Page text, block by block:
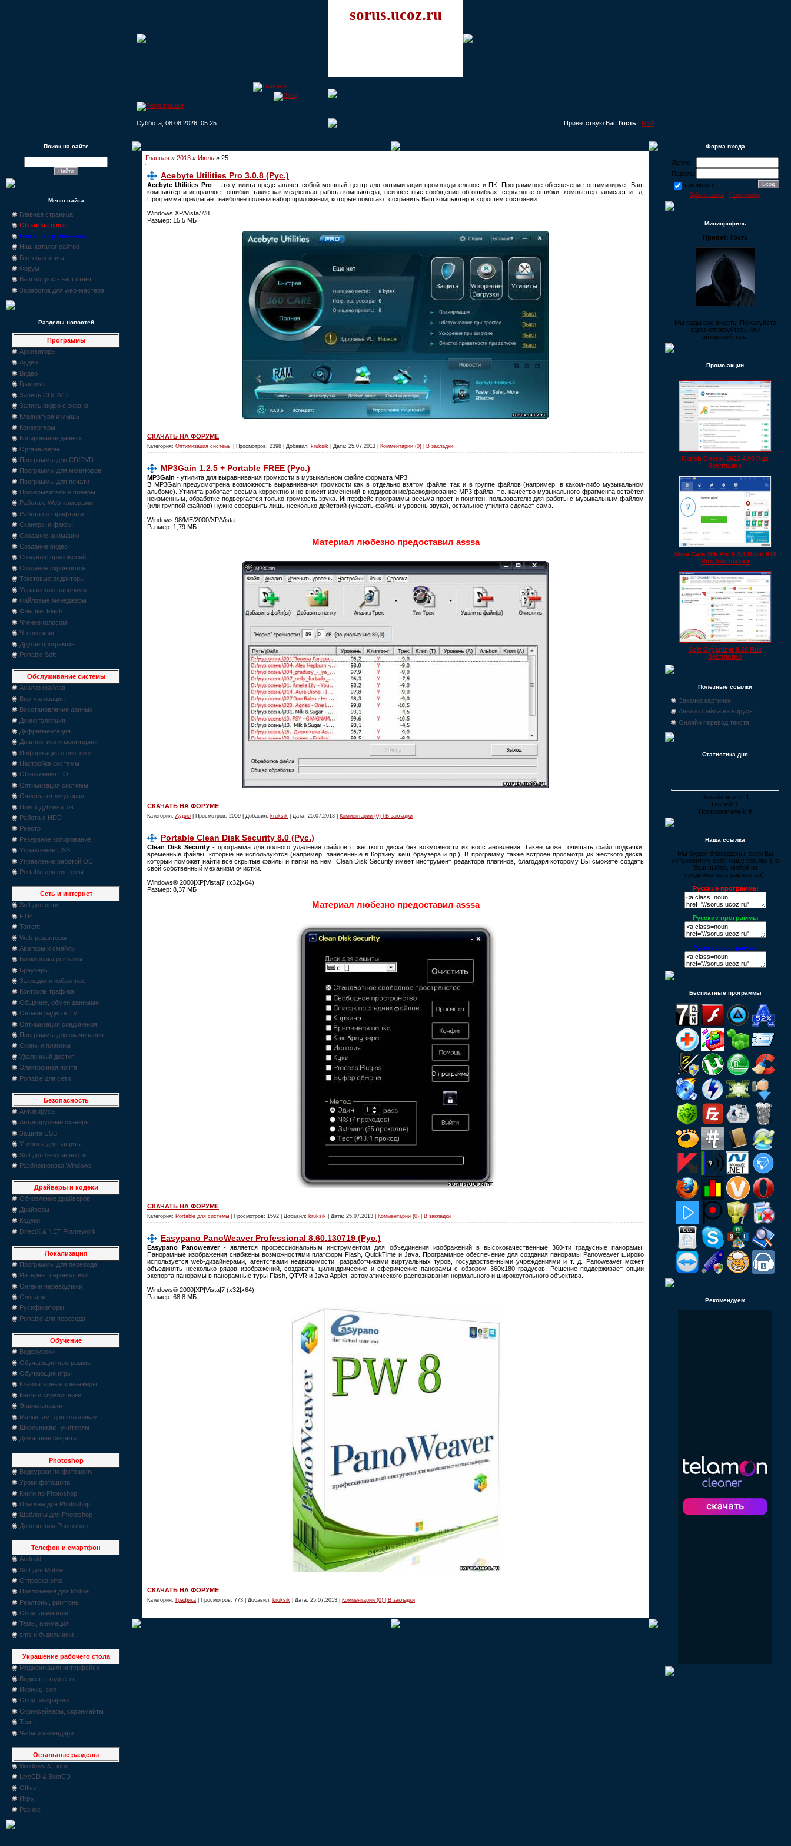
sorus.ucoz.ru
Суббота, 08.08.2026, 05:25 Приветствую Вас Гость | RSS
Поиск на сайте
Меню сайта
Главная страница
Обратная связь
Новости, промо-акции
Наш каталог сайтов
Гостевая книга
Форум
Ваш вопрос - наш ответ
Заработок для web-мастера
Разделы новостей
Программы
Архиваторы
Аудио
Видео
Графика
Запись CD/DVD
Запись видео с экрана
Клавиатура и мышь
Конвертеры
Копирование данных
Органайзеры
Программы для CD/DVD
Программы для мониторов
Программы для печати
Проигрыватели и плееры
Работа с Web-камерами
Работа со шрифтами
Сканеры и факсы
Создание анимации
Создание видео
Создание приложений
Создание скриншотов
Текстовые редакторы
Управление паролями
Файловые менеджеры
Флешки, Flash
Чтение голосом
Чтение книг
Другие программы
Portable Soft
Обслуживание системы
Анализ файлов
Виртуализация
Восстановление данных
Деинсталляция
Дефрагментация
Диагностика и мониторинг
Информация о системе
Настройка системы
Обновление ПО
Оптимизация системы
Очистка от «мусора»
Поиск дубликатов
Работа с HDD
Реестр
Резервное копирование
Управление USB
Управление работой ОС
Portable для системы
Сеть и интернет
Soft для сети
FTP
Torrent
Web-редакторы
Аватары и смайлы
Блокировка рекламы
Браузеры
Закладки и избранное
Контроль трафика
Общение, обмен данными
Онлайн радио и TV
Оптимизация соединения
Программы для скачивания
Скины и плагины
Удаленный доступ
Электронная почта
Portable для сети
Безопасность
Антивирусы
Антивирусные сканеры
Защита USB
Утилиты для защиты
Soft для безопасности
Разблокировка Windows
Драйверы и кодеки
Обновление драйверов
Драйверы
Кодеки
DirectX & NET Framework
Локализация
Программы для перевода
Интернет переводчики
Онлайн переводчики
Словари
Русификаторы
Portable для перевода
Обучение
Видеоуроки
Обучающие программы
Обучающие игры
Клавиатурные тренажеры
Книги и справочники
Энциклопедии
Малышам, дошкольникам
Школьникам, учителям
Домашние секреты
Photoshop
Видеуроки по фотошопу
Уроки фотошопа
Книги по Photoshop
Плагины для Photoshop
Шаблоны для Photoshop
Дополнения Photoshop
Телефон и смартфон
Android
Soft для Mobile
Отправка sms
Приложения для Mobile
Реалтоны, рингтоны
Обои, анимация
Темы, анимация
sms и будильники
Украшение рабочего стола
Модификация интерфейса
Виджеты, гаджеты
Иконки, Icon
Обои, wallpapers
Скринсейверы, скринмейты
Темы
Часы и календари
Остальные разделы
Windows & Linux
LiveCD & BootCD
Office
Игры
Разное
Главная » 2013 » Июль » 25
Acebyte Utilities Pro 3.0.8 (Рус.)
Acebyte Utilities Pro- это утилита представляет собой мощный центр для оптимизации производительности ПК. Программное обеспечение оптимизирует Bаш
компьютер и исправляет ошибки, такие как медленная работа компьютера, неизвестные сообщения об ошибках, серьёзные ошибки, компьютер зависает и.т.д.
Программа предлагает наиболее полный набор приложений, которые помогают сохранить Bаш компьютер в хорошем состоянии.
Windows XP/Vista/7/8
Размер: 15,5 МБ
СКАЧАТЬ НА ФОРУМЕ
Категория: Оптимизация системы | Просмотров: 2398 | Добавил: kruksik | Дата: 25.07.2013 Комментарии (0) | В закладки
MP3Gain 1.2.5 + Portable FREE (Рус.)
MP3Gain - утилита для выравнивания громкости в музыкальном файле формата MP3.
В MP3Gain предусмотрена возможность выравнивания громкости как в отдельно взятом файле, так и в группе файлов (например, в каком-либо музыкальном
альбоме). Утилита работает весьма корректно и не вносит изменений в кодирование/раскодирование MP3 файла, т.е. качество музыкального фрагмента остаётся
неизменным, обработке подвергается только громкость звука. Интерфейс программы весьма прост и понятен, пользователю для работы с музыкальным файлом
(или группой файлов) нужно совершить лишь несколько действий (указать файлы и уровень звука), остальное утилита сделает сама.
Windows 98/ME/2000/XP/Vista
Размер: 1,79 МБ
Материал любезно предоставил asssa
СКАЧАТЬ НА ФОРУМЕ
Категория: Аудио | Просмотров: 2059 | Добавил: kruksik | Дата: 25.07.2013 Комментарии (0) | В закладки
Portable Clean Disk Security 8.0 (Рус.)
Clean Disk Security- программа для полного удаления файлов с жесткого диска без возможности их восстановления. Также может очищать файл подкачки,
временные файлы, которые не используются (например, занесенные в Корзину, кеш браузера и пр.). В программу также встроен просмотрщик жесткого диска,
который поможет найти все скрытые файлы и папки на нем. Clean Disk Security имеет инструмент редакторa плагинов, благодаря которому Bы сможете создать
свой собственный механизм очистки.
Windows® 2000|XP|Vista|7 (x32|x64)
Размер: 8,37 МБ
Материал любезно предоставил asssa
СКАЧАТЬ НА ФОРУМЕ
Категория: Portable для системы | Просмотров: 1592 | Добавил: kruksik | Дата: 25.07.2013 Комментарии (0) | В закладки
Easypano PanoWeaver Professional 8.60.130719 (Рус.)
Easypano Panoweaver- является профессиональным инструментом для объединения изображений в высококачественные 360-ти градусные панорамы.
Панорамные изображения снабжены возможностями платформ Flash, QuickTime и Java. Программное обеспечение для создания панорамы Panoweaver широко
используется web-дизайнерами, агентствами недвижимости, разработчиками виртуальных туров, государственными учреждениями и т. д. Panoweaver может
объединять несколько рядов изображений, создавать цилиндрические и сферические панорамы с обзором 360х180 градусов. Решение поддерживает опции
экспорта панорамы в панорамные туры Flash, QTVR и Java Applet, автоматического распознавания нормального и широкоугольного объектива.
Windows® 2000|XP|Vista|7 (x32|x64)
Размер: 68,8 МБ
СКАЧАТЬ НА ФОРУМЕ
Категория: Графика | Просмотров: 773 | Добавил: kruksik | Дата: 25.07.2013 Комментарии (0) | В закладки
Форма входа
Логин:
Пароль:
запомнить
Забыл пароль Регистрация
Минипрофиль
Привет: Гость
Мы рады вас видеть. Пожалуйста
зарегистрируйтесь или
авторизуйтесь!
Промо-акции
Kerish Doctor 2022 4.90 Rus
бесплатно
Wise Care 365 Pro 6.4.1 Build 618
Rus бесплатно
Soft Organizer 9.20 Rus
бесплатно
Полезные ссылки
Закачка картинки
Анализ файла на вирусы
Онлайн перевод текста
Статистика дня
Онлайн всего: 1
Гостей: 1
Пользователей: 0
Наша ссылка
Мы будем благодарны, если Вы
установите у себя нашу ссылку (на
Ваш выбор, любой из
предложенных вариантов):
Русские программы
Русские программы
Русские программы
Бесплатные программы
Рекомендуем